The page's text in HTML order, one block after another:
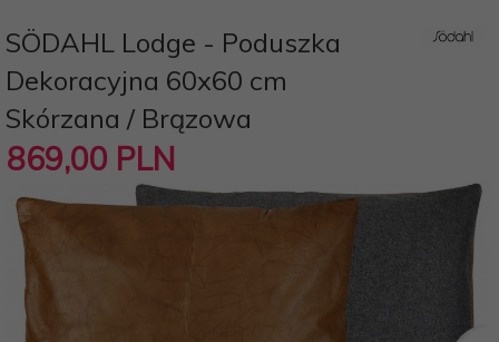
SÖDAHL Lodge - Poduszka
Dekoracyjna 60x60 cm
Skórzana / Brązowa
869,00 PLN